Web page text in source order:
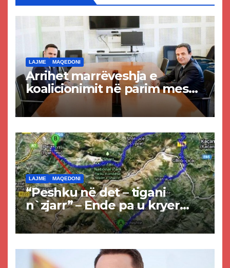
LAJME MAQEDONI
Arrihet marrëveshja e
koalicionimit në parim mes
Kurtit dhe Abdixhikut
LAJME MAQEDONI
“Peshku në det – tigani
n`zjarr” – Ende pa u kryer
projekti i tunelit, komuna e
Tetovës nis punimet për